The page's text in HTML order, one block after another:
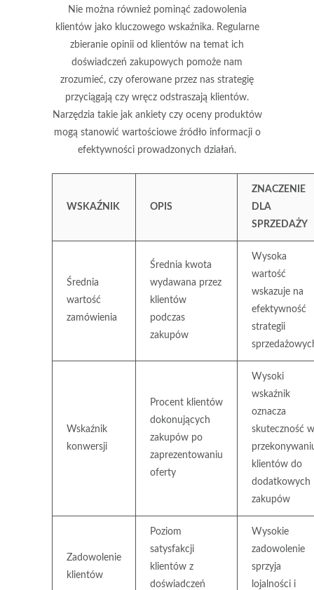
Nie można również pominąć zadowolenia
klientówjako kluczowego wskaźnika. Regularne
zbieranie opinii od klientów na temat ich
doświadczeń zakupowych pomoże nam
zrozumieć, czy oferowane przez nas strategię
przyciągają czy wręcz odstraszają klientów.
Narzędzia takie jak ankiety czy oceny produktów
mogą stanowić wartościowe źródło informacji o
efektywności prowadzonych działań.
WSKAŹNIK OPIS
ZNACZENIE
DLA
SPRZEDAŻY
Średnia
wartość
zamówienia
Średnia kwota
wydawana przez
klientów
podczas
zakupów
Wysoka
wartość
wskazuje na
efektywność
strategii
Wskaźnik
konwersji
Procent klientów
dokonujących
zakupów po
zaprezentowaniu
oferty
Wysoki
wskaźnik
oznacza
skuteczność w
klientów do
dodatkowych
zakupów
Zadowolenie
klientów
Poziom
satysfakcji
klientów z
doświadczeń
Wysokie
zadowolenie
sprzyja
lojalności i